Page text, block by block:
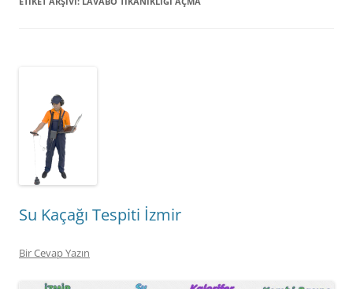
Su Kaçağı Tespiti İzmir
Bir Cevap Yazın